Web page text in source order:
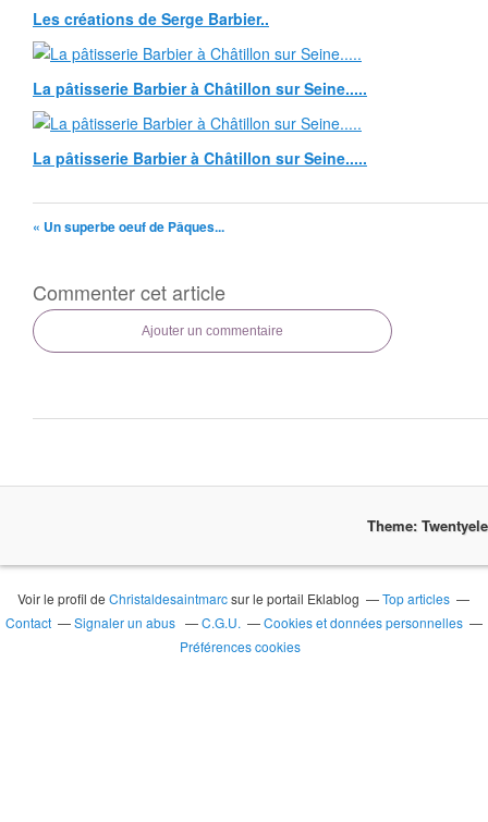
Les créations de Serge Barbier..
La pâtisserie Barbier à Châtillon sur Seine.....
La pâtisserie Barbier à Châtillon sur Seine.....
« Un superbe oeuf de Pâques...
Commenter cet article
Ajouter un commentaire
Theme:
Voir le profil deChristaldesaintmarcsur le portail Eklablog
Top articles
Contact
Signaler un abus C.G.U.
Cookies et données personnelles
Préférences cookies